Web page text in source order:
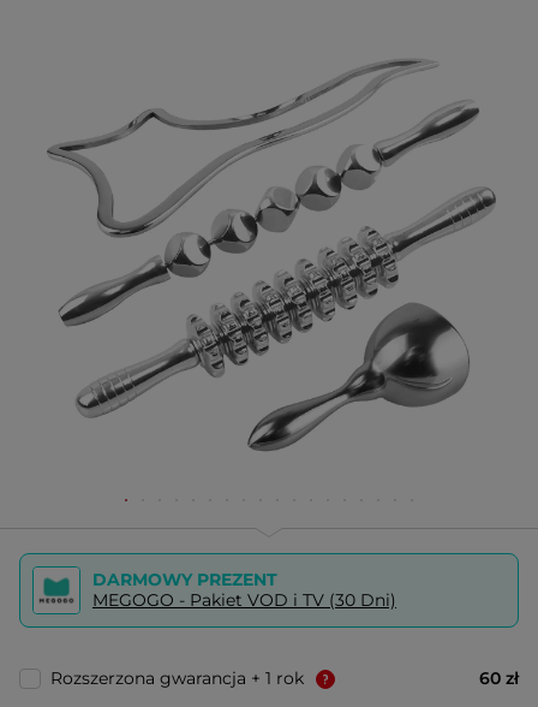
DARMOWY PREZENT
MEGOGO - Pakiet VOD i TV (30 Dni)
Rozszerzona gwarancja + 1 rok 60 zł